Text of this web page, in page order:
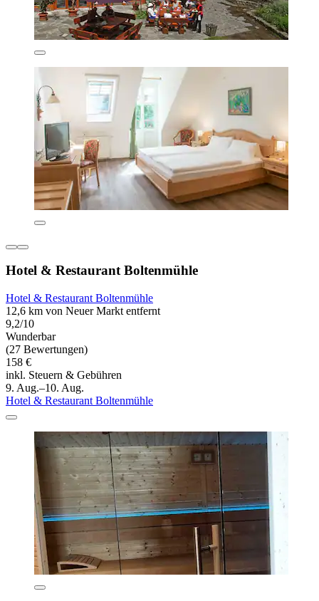
Hotel & Restaurant Boltenmühle
Hotel & Restaurant Boltenmühle
12,6 km von Neuer Markt entfernt
9,2/10
Wunderbar
(27 Bewertungen)
158 €
inkl. Steuern & Gebühren
9. Aug.–10. Aug.
Hotel & Restaurant Boltenmühle